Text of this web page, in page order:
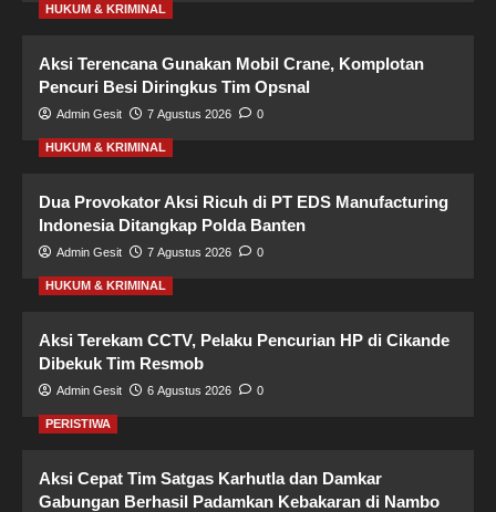
HUKUM & KRIMINAL
Aksi Terencana Gunakan Mobil Crane, Komplotan
Pencuri Besi Diringkus Tim Opsnal
Admin Gesit 7 Agustus 2026 0
HUKUM & KRIMINAL
Dua Provokator Aksi Ricuh di PT EDS Manufacturing
Indonesia Ditangkap Polda Banten
Admin Gesit 7 Agustus 2026 0
HUKUM & KRIMINAL
Aksi Terekam CCTV, Pelaku Pencurian HP di Cikande
Dibekuk Tim Resmob
Admin Gesit 6 Agustus 2026 0
PERISTIWA
Aksi Cepat Tim Satgas Karhutla dan Damkar
Gabungan Berhasil Padamkan Kebakaran di Nambo